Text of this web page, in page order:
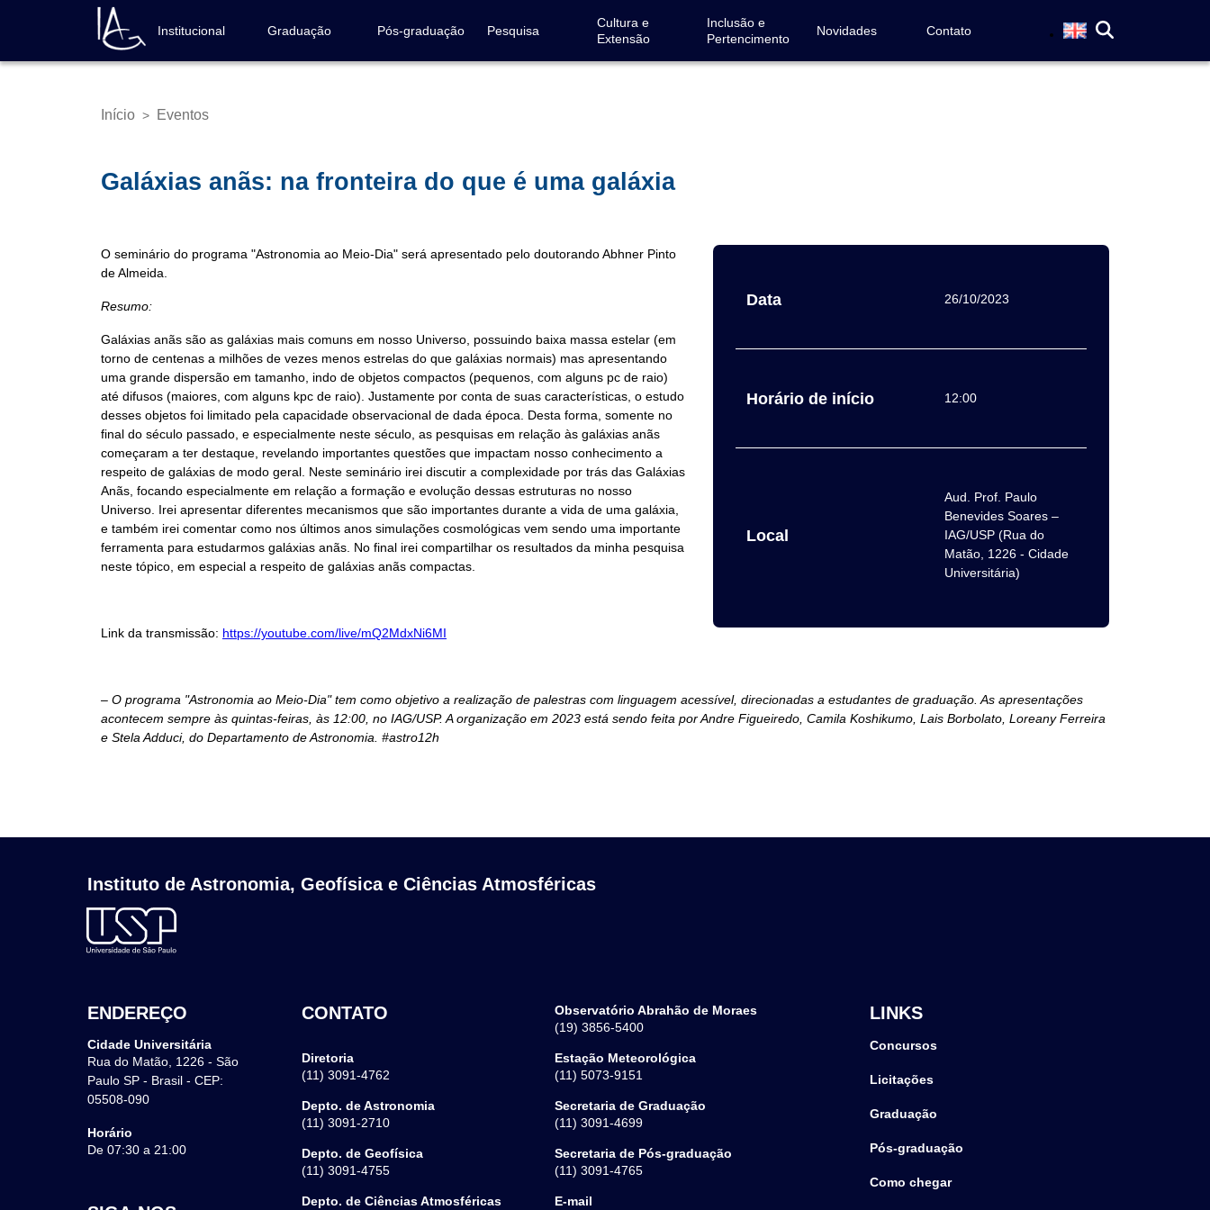
conteúdo
Navegação
principal
Institucional Graduação Pós-graduação Pesquisa
Cultura e
Extensão
Inclusão e
Pertencimento
Novidades Contato
Trilha
Início > Eventos
Galáxias anãs: na fronteira do que é uma galáxia
Data 26/10/2023
Horário de início 12:00
Local
Aud. Prof. Paulo
Benevides Soares –
IAG/USP (Rua do
Matão, 1226 - Cidade
Universitária)
O seminário do programa "Astronomia ao Meio-Dia" será apresentado pelo doutorando Abhner Pinto
de Almeida.
Resumo:
Galáxias anãs são as galáxias mais comuns em nosso Universo, possuindo baixa massa estelar (em
torno de centenas a milhões de vezes menos estrelas do que galáxias normais) mas apresentando
uma grande dispersão em tamanho, indo de objetos compactos (pequenos, com alguns pc de raio)
até difusos (maiores, com alguns kpc de raio). Justamente por conta de suas características, o estudo
desses objetos foi limitado pela capacidade observacional de dada época. Desta forma, somente no
final do século passado, e especialmente neste século, as pesquisas em relação às galáxias anãs
começaram a ter destaque, revelando importantes questões que impactam nosso conhecimento a
respeito de galáxias de modo geral. Neste seminário irei discutir a complexidade por trás das Galáxias
Anãs, focando especialmente em relação a formação e evolução dessas estruturas no nosso
Universo. Irei apresentar diferentes mecanismos que são importantes durante a vida de uma galáxia,
e também irei comentar como nos últimos anos simulações cosmológicas vem sendo uma importante
ferramenta para estudarmos galáxias anãs. No final irei compartilhar os resultados da minha pesquisa
neste tópico, em especial a respeito de galáxias anãs compactas.
Link da transmissão: https://youtube.com/live/mQ2MdxNi6MI
– O programa "Astronomia ao Meio-Dia" tem como objetivo a realização de palestras com linguagem acessível, direcionadas a estudantes de graduação. As apresentações
acontecem sempre às quintas-feiras, às 12:00, no IAG/USP. A organização em 2023 está sendo feita por Andre Figueiredo, Camila Koshikumo, Lais Borbolato, Loreany Ferreira
e Stela Adduci, do Departamento de Astronomia. #astro12h
Instituto de Astronomia, Geofísica e Ciências Atmosféricas
ENDEREÇO
Cidade Universitária
Rua do Matão, 1226 - São
Paulo SP - Brasil - CEP:
05508-090
Horário
De 07:30 a 21:00
CONTATO
Diretoria
(11) 3091-4762
Depto. de Astronomia
(11) 3091-2710
Depto. de Geofísica
(11) 3091-4755
Depto. de Ciências Atmosféricas
Observatório Abrahão de Moraes
(19) 3856-5400
Estação Meteorológica
(11) 5073-9151
Secretaria de Graduação
(11) 3091-4699
Secretaria de Pós-graduação
(11) 3091-4765
E-mail
LINKS
Concursos
Licitações
Graduação
Pós-graduação
Como chegar